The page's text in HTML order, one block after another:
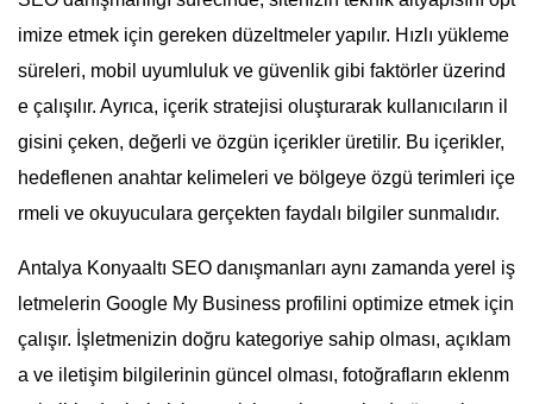
imize etmek için gereken düzeltmeler yapılır. Hızlı yükleme
süreleri, mobil uyumluluk ve güvenlik gibi faktörler üzerind
e çalışılır. Ayrıca, içerik stratejisi oluşturarak kullanıcıların il
gisini çeken, değerli ve özgün içerikler üretilir. Bu içerikler,
hedeflenen anahtar kelimeleri ve bölgeye özgü terimleri içe
rmeli ve okuyuculara gerçekten faydalı bilgiler sunmalıdır.
Antalya Konyaaltı SEO danışmanları aynı zamanda yerel iş
letmelerin Google My Business profilini optimize etmek için
çalışır. İşletmenizin doğru kategoriye sahip olması, açıklam
a ve iletişim bilgilerinin güncel olması, fotoğrafların eklenm